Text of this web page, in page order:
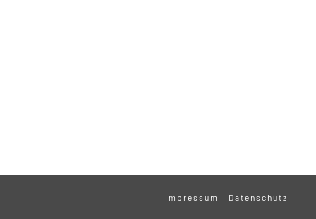
Impressum Datenschutz